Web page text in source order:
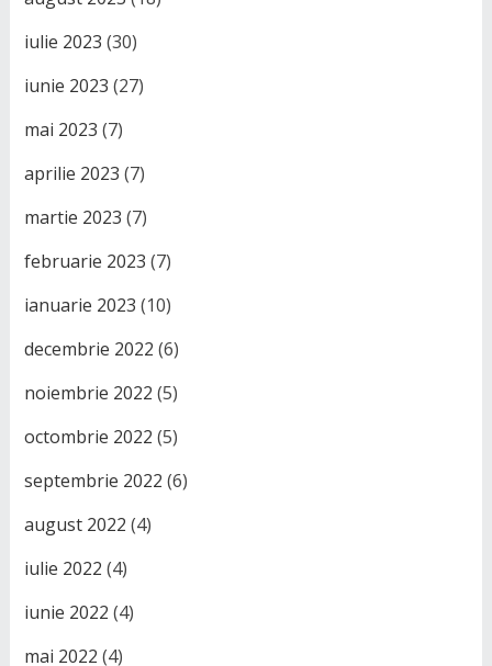
iulie 2023 (30)
iunie 2023 (27)
mai 2023 (7)
aprilie 2023 (7)
martie 2023 (7)
februarie 2023 (7)
ianuarie 2023 (10)
decembrie 2022 (6)
noiembrie 2022 (5)
octombrie 2022 (5)
septembrie 2022 (6)
august 2022 (4)
iulie 2022 (4)
iunie 2022 (4)
mai 2022 (4)